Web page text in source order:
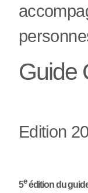
Guide
Edition
5eédition du